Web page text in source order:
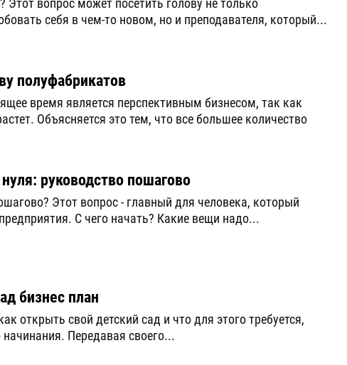
вопрос может посетить голову не только
себя в чем-то новом, но и преподавателя, который...
полуфабрикатов
время является перспективным бизнесом, так как
Объясняется это тем, что все большее количество
руководство пошагово
Этот вопрос - главный для человека, который
С чего начать? Какие вещи надо...
бизнес план
открыть свой детский сад и что для этого требуется,
Передавая своего...